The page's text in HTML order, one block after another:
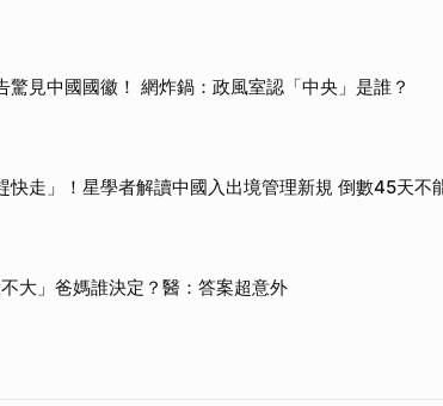
驚見中國國徽！ 網炸鍋：政風室認「中央」是誰？
快走」！星學者解讀中國入出境管理新規 倒數45天不
大」爸媽誰決定？醫：答案超意外